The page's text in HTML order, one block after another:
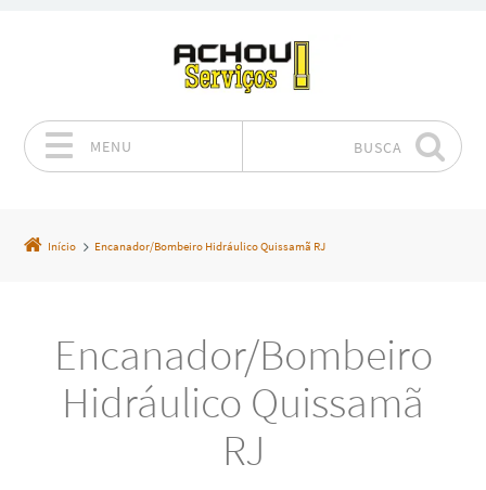
MENU BUSCA
Início Encanador/Bombeiro Hidráulico Quissamã RJ
Encanador/Bombeiro
Hidráulico Quissamã
RJ